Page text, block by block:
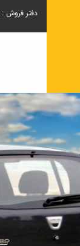
دفتر فروش :